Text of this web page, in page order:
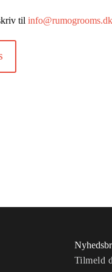
til info@rumogrooms.dk
Tilmeld